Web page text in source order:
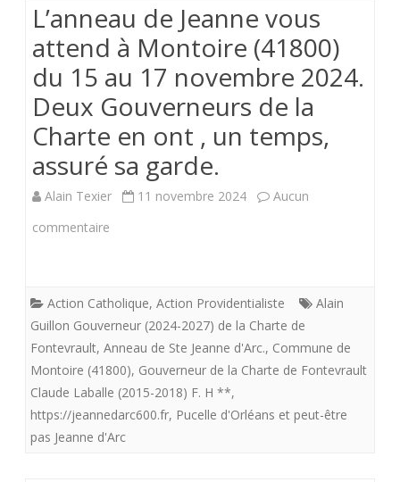
17
juin
L’anneau de Jeanne vous
attend à Montoire (41800)
du 15 au 17 novembre 2024.
Deux Gouverneurs de la
Charte en ont , un temps,
assuré sa garde.
Alain Texier 11 novembre 2024
Aucun
commentaire
Jeanne
vous
attend
à
Montoire
Action Catholique, Action Providentialiste
Alain
Guillon Gouverneur (2024-2027) de la Charte de
Fontevrault, Anneau de Ste Jeanne d'Arc., Commune de
Montoire (41800), Gouverneur de la Charte de Fontevrault
Claude Laballe (2015-2018) F. H **,
https://jeannedarc600.fr, Pucelle d'Orléans et peut-être
pas Jeanne d'Arc